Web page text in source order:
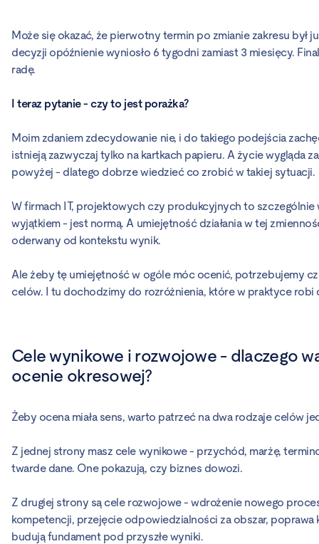
Może się okazać, że pierwotny termin po zmianie zakresu był
decyzji opóźnienie wyniosło 6 tygodni zamiast 3 miesięcy.
radę.
I teraz pytanie - czy to jest porażka?
Moim zdaniem zdecydowanie nie, i do takiego podejścia
istnieją zazwyczaj tylko na kartkach papieru. A życie wygląda
powyżej - dlatego dobrze wiedzieć co zrobić w takiej sytuacji.
W firmach IT, projektowych czy produkcyjnych to szczególnie
wyjątkiem - jest normą. A umiejętność działania w tej
oderwany od kontekstu wynik.
Ale żeby tę umiejętność w ogóle móc ocenić, potrzebujemy
celów. I tu dochodzimy do rozróżnienia, które w praktyce robi
Cele wynikowe i rozwojowe - dlaczego
ocenie okresowej?
Żeby ocena miała sens, warto patrzeć na dwa rodzaje celów
Z jednej strony masz cele wynikowe - przychód, marżę,
twarde dane. One pokazują, czy biznes dowozi.
Z drugiej strony są cele rozwojowe - wdrożenie nowego
kompetencji, przejęcie odpowiedzialności za obszar, poprawa
budują fundament pod przyszłe wyniki.